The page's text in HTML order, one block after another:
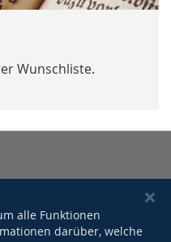
Wunschliste.
alle Funktionen
darüber, welche